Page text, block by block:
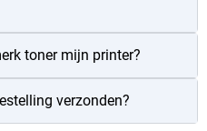
toner mijn printer?
verzonden?